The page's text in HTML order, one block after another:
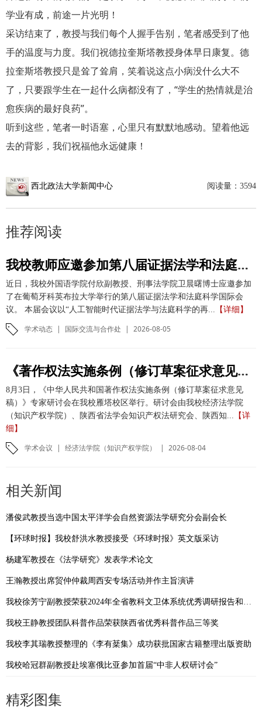
学业有成，前途一片光明！
采访结束了，教授与我们每个人握手告别，笔者感受到了他
手的温度与力度。我们祝德拉奎斯塔教授身体早日康复。德
拉奎斯塔教授只是耸了耸肩，笑着说这点小病没什么大不
了，只要跟学生在一起什么病都没有了，“学生的热情就是治
愈疾病的最好良药”。
听到这些，笔者一时语塞，心里只有默默地感动。望着他远
去的背影，我们祝福他永远健康！
西北政法大学新闻中心 阅读量： 3594
推荐阅读
我校教师应邀参加第八届证据法学和法庭科学国际会议并作学术报告
近日，我校外国语学院付欣副教授、刑事法学院卫晨曙博士应邀参加
了在葡萄牙科英布拉大学举行的第八届证据法学和法庭科学国际会
议。 本届会议以“人工智能时代证据法学与法庭科学的再... 【详细】
学术动态 | 国际交流与合作处 | 2026-08-05
《著作权法实施条例（修订草案征求意见稿）》专家研讨会在我校举办
8月3日，《中华人民共和国著作权法实施条例（修订草案征求意见
稿）》专家研讨会在我校雁塔校区举行。研讨会由我校经济法学院
（知识产权学院）、陕西省法学会知识产权法研究会、陕西知... 【详
细】
学术会议 | 经济法学院（知识产权学院） | 2026-08-04
相关新闻
潘俊武教授当选中国太平洋学会自然资源法学研究分会副会长
【环球时报】我校舒洪水教授接受《环球时报》英文版采访
杨建军教授在《法学研究》发表学术论文
王瀚教授出席贸仲仲裁周西安专场活动并作主旨演讲
我校徐芳宁副教授荣获2024年全省教科文卫体系统优秀调研报告和工运理论研究成果二等奖
我校王静教授团队科普作品荣获陕西省优秀科普作品三等奖
我校李其瑞教授整理的《李有棻集》成功获批国家古籍整理出版资助
我校哈冠群副教授赴埃塞俄比亚参加首届“中非人权研讨会”
精彩图集